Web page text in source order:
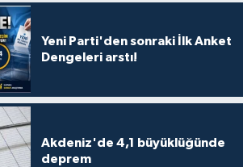
Yeni Parti'den sonraki İlk Anket
Dengeleri arstı!
Akdeniz'de 4,1 büyüklüğünde
deprem